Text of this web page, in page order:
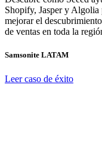
Shopify, Jasper y Algolia
mejorar el
de ventas en toda la
Samsonite LATAM
Leer caso de éxito